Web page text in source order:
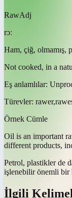
RawAdj
rɔː
Ham, çiğ, olmamış,
Not cooked, in a
Eş anlamlılar:
Türevler:
Örnek Cümle
Oil is an important
different products,
Petrol, plastikler de
işlenebilir önemli bir
İlgili